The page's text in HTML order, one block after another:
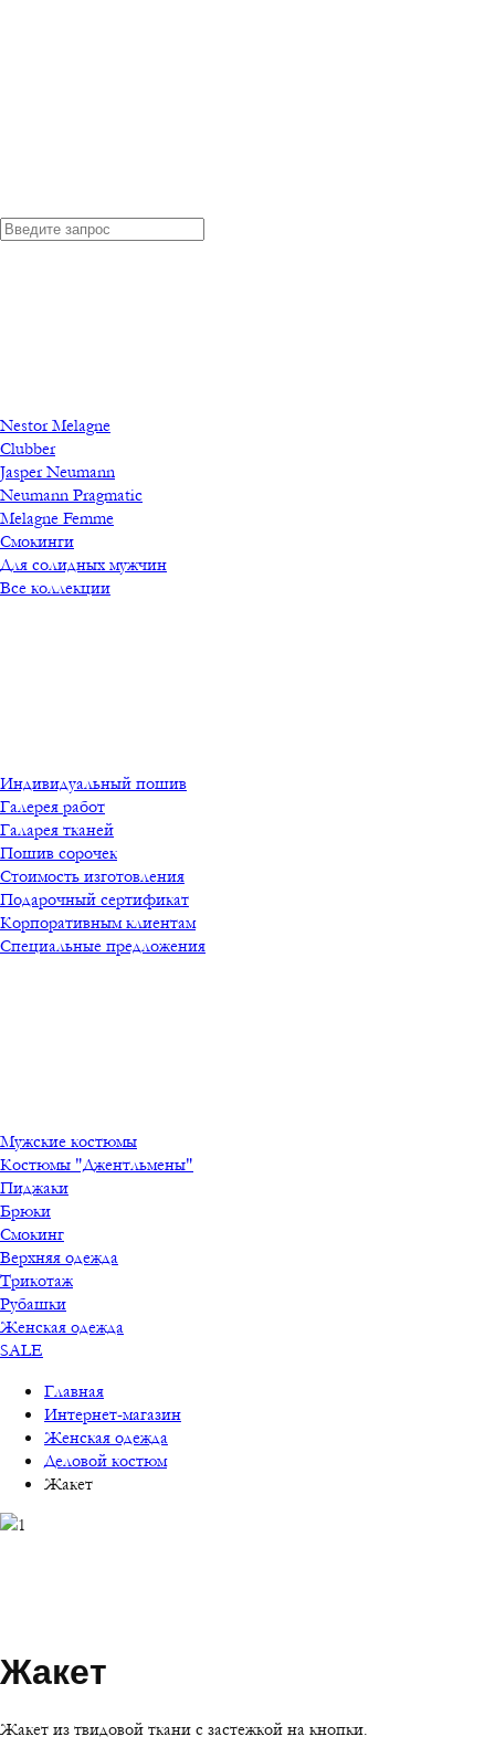
Nestor Melagne
Clubber
Jasper Neumann
Neumann Pragmatic
Melagne Femme
Смокинги
Для солидных мужчин
Все коллекции
Индивидуальный пошив
Галерея работ
Галарея тканей
Пошив сорочек
Стоимость изготовления
Подарочный сертификат
Корпоративным клиентам
Специальные предложения
Мужские костюмы
Костюмы "Джентльмены"
Пиджаки
Брюки
Смокинг
Верхняя одежда
Трикотаж
Рубашки
Женская одежда
SALE
Главная
Интернет-магазин
Женская одежда
Деловой костюм
Жакет
Жакет
Жакет из твидовой ткани с застежкой на кнопки.